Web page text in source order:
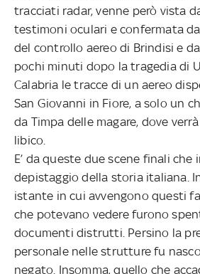
tracciati radar, venne però vista
testimoni oculari e confermata
del controllo aereo di Brindisi e
pochi minuti dopo la tragedia di
Calabria le tracce di un aereo
San Giovanni in Fiore, a solo un
da Timpa delle magare, dove
libico.
E’ da queste due scene finali che
depistaggio della storia italiana.
istante in cui avvengono questi
che potevano vedere furono
documenti distrutti. Persino la
personale nelle strutture fu
negato. Insomma, quello che